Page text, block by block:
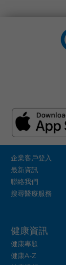
企業客戶登入
最新資訊
聯絡我們
搜尋醫療服務
健康資訊
健康專題
健康A-Z